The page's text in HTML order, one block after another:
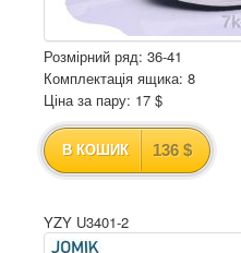
Розмірний ряд: 36-41
Комплектація ящика: 8
Ціна за пару: 17 $
В КОШИК 136 $
YZY U3401-2